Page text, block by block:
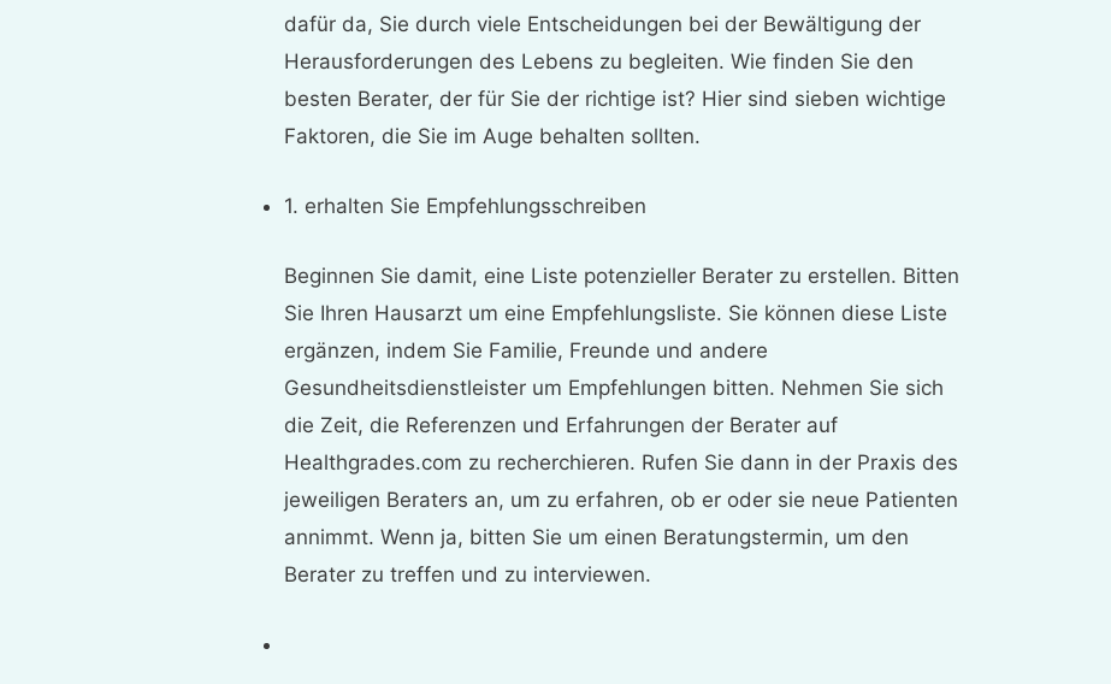
dafür da, Sie durch viele Entscheidungen bei der Bewältigung der
Herausforderungen des Lebens zu begleiten. Wie finden Sie den
besten Berater, der für Sie der richtige ist? Hier sind sieben wichtige
Faktoren, die Sie im Auge behalten sollten.
1. erhalten Sie Empfehlungsschreiben
Beginnen Sie damit, eine Liste potenzieller Berater zu erstellen. Bitten
Sie Ihren Hausarzt um eine Empfehlungsliste. Sie können diese Liste
ergänzen, indem Sie Familie, Freunde und andere
Gesundheitsdienstleister um Empfehlungen bitten. Nehmen Sie sich
die Zeit, die Referenzen und Erfahrungen der Berater auf
Healthgrades.com zu recherchieren. Rufen Sie dann in der Praxis des
jeweiligen Beraters an, um zu erfahren, ob er oder sie neue Patienten
annimmt. Wenn ja, bitten Sie um einen Beratungstermin, um den
Berater zu treffen und zu interviewen.